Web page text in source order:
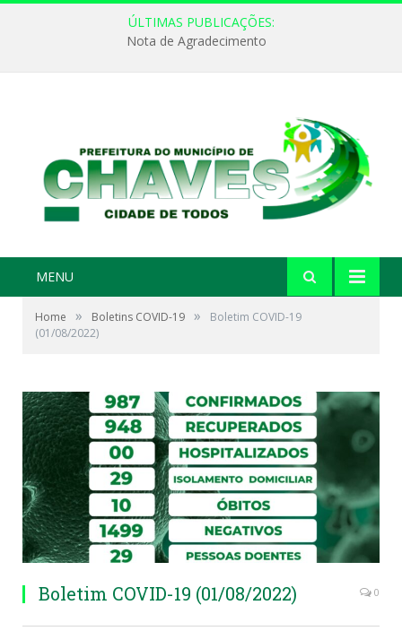
ÚLTIMAS PUBLICAÇÕES:
Nota de Agradecimento
MENU
Home » Boletins COVID-19 »
Boletim COVID-19
(01/08/2022)
Boletim COVID-19 (01/08/2022) 0